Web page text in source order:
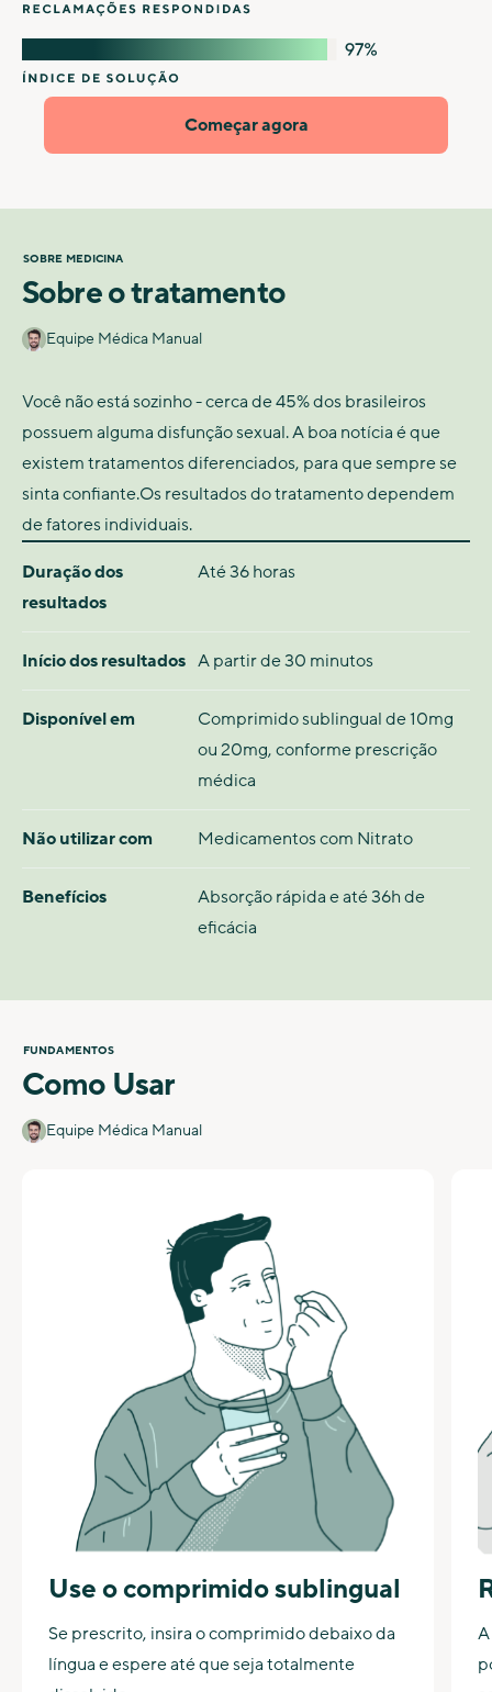
Começar agora
SOBRE MEDICINA
Sobre o tratamento
Equipe Médica Manual
Você não está sozinho - cerca de 45% dos brasileiros
possuem alguma disfunção sexual. A boa notícia é que
existem tratamentos diferenciados, para que sempre se
sinta confiante.Os resultados do tratamento dependem
de fatores individuais.
Duração dos
resultados
Até 36 horas
Início dos resultados A partir de 30 minutos
Disponível em
Comprimido sublingual de 10mg
ou 20mg, conforme prescrição
médica
Não utilizar com Medicamentos com Nitrato
Benefícios
Absorção rápida e até 36h de
eficácia
FUNDAMENTOS
Como Usar
Equipe Médica Manual
Use o comprimido sublingual
Se prescrito, insira o comprimido debaixo da
língua e espere até que seja totalmente